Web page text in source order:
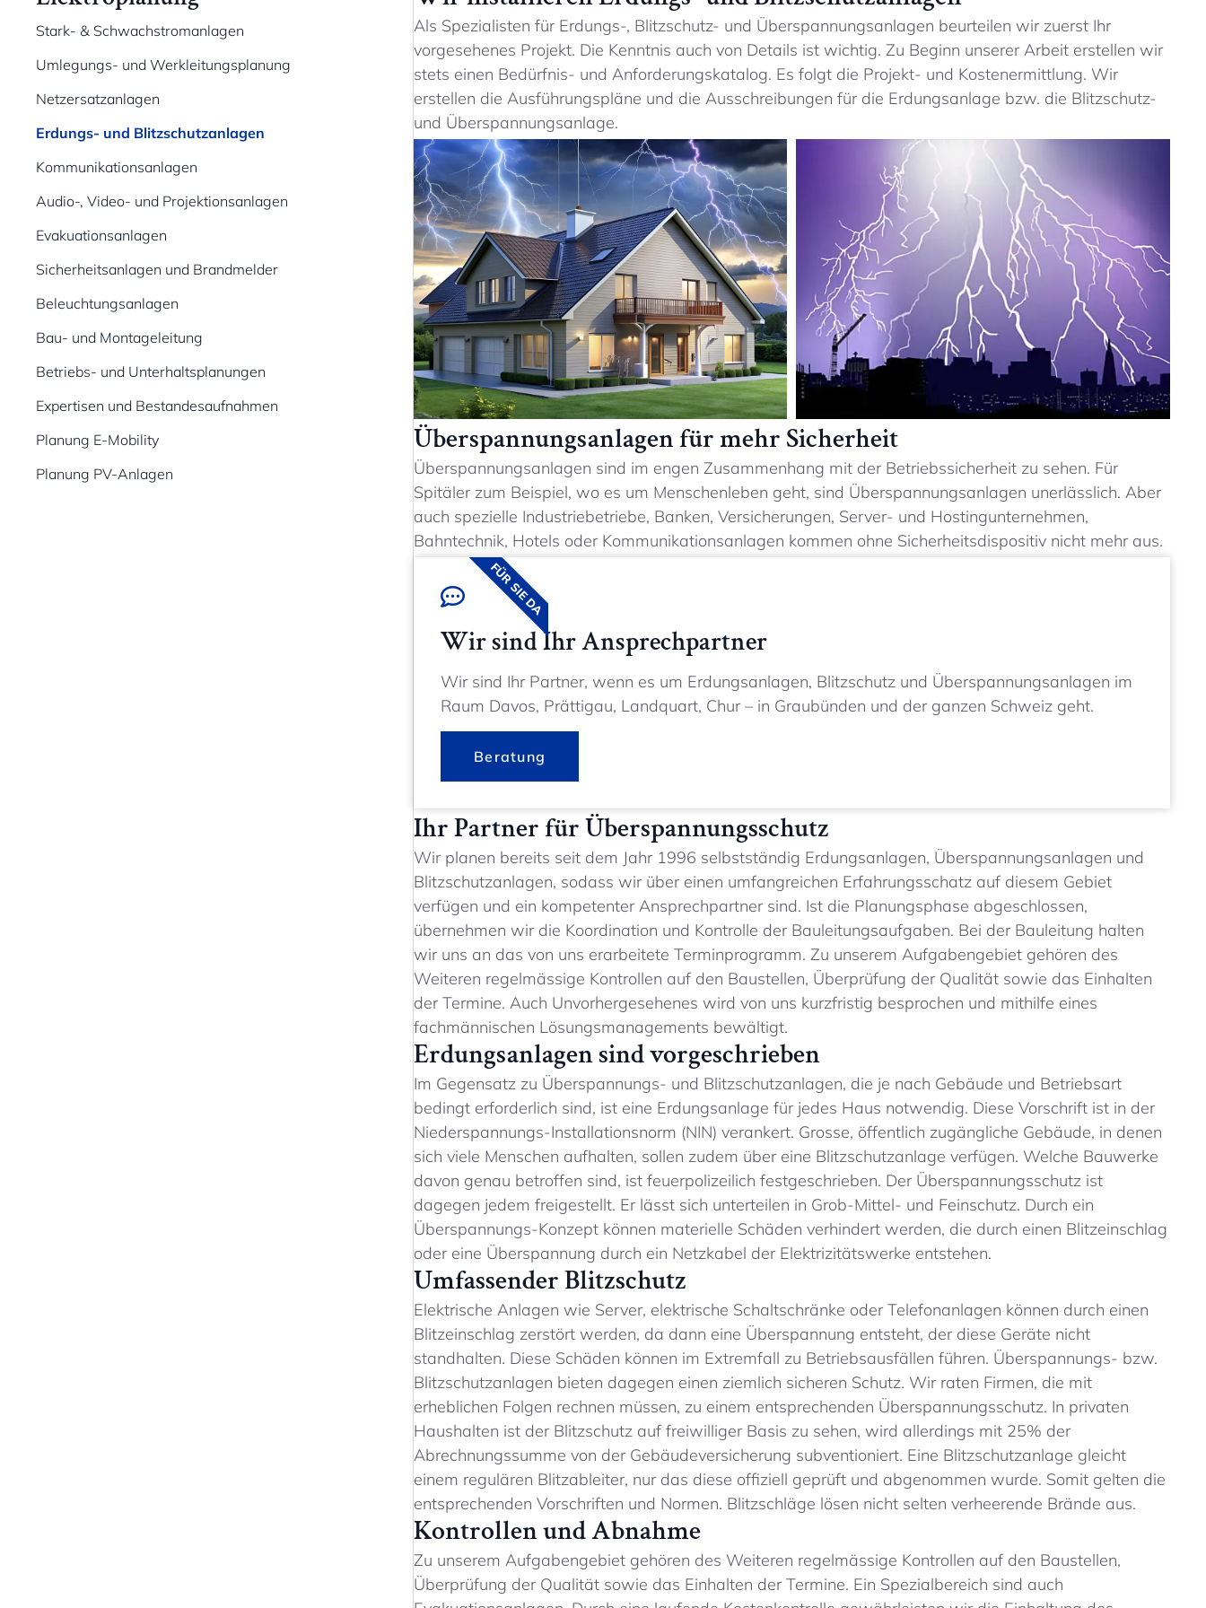
Stark- & Schwachstromanlagen
Umlegungs- und Werkleitungsplanung
Netzersatzanlagen
Erdungs- und Blitzschutzanlagen
Kommunikationsanlagen
Audio-, Video- und Projektionsanlagen
Evakuationsanlagen
Sicherheitsanlagen und Brandmelder
Beleuchtungsanlagen
Bau- und Montageleitung
Betriebs- und Unterhaltsplanungen
Expertisen und Bestandesaufnahmen
Planung E-Mobility
Planung PV-Anlagen
Als Spezialisten für Erdungs-, Blitzschutz- und Überspannungsanlagen beurteilen wir zuerst Ihr
vorgesehenes Projekt. Die Kenntnis auch von Details ist wichtig. Zu Beginn unserer Arbeit erstellen wir
stets einen Bedürfnis- und Anforderungskatalog. Es folgt die Projekt- und Kostenermittlung. Wir
erstellen die Ausführungspläne und die Ausschreibungen für die Erdungsanlage bzw. die Blitzschutz-
und Überspannungsanlage.
Überspannungsanlagen für mehr Sicherheit
Überspannungsanlagen sind im engen Zusammenhang mit der Betriebssicherheit zu sehen. Für
Spitäler zum Beispiel, wo es um Menschenleben geht, sind Überspannungsanlagen unerlässlich. Aber
auch spezielle Industriebetriebe, Banken, Versicherungen, Server- und Hostingunternehmen,
Bahntechnik, Hotels oder Kommunikationsanlagen kommen ohne Sicherheitsdispositiv nicht mehr aus.
Wir sind Ihr Ansprechpartner
Wir sind Ihr Partner, wenn es um Erdungsanlagen, Blitzschutz und Überspannungsanlagen im
Raum Davos, Prättigau, Landquart, Chur – in Graubünden und der ganzen Schweiz geht.
Beratung
FÜR SIE DA
Ihr Partner für Überspannungsschutz
Wir planen bereits seit dem Jahr 1996 selbstständig Erdungsanlagen, Überspannungsanlagen und
Blitzschutzanlagen, sodass wir über einen umfangreichen Erfahrungsschatz auf diesem Gebiet
verfügen und ein kompetenter Ansprechpartner sind. Ist die Planungsphase abgeschlossen,
übernehmen wir die Koordination und Kontrolle der Bauleitungsaufgaben. Bei der Bauleitung halten
wir uns an das von uns erarbeitete Terminprogramm. Zu unserem Aufgabengebiet gehören des
Weiteren regelmässige Kontrollen auf den Baustellen, Überprüfung der Qualität sowie das Einhalten
der Termine. Auch Unvorhergesehenes wird von uns kurzfristig besprochen und mithilfe eines
fachmännischen Lösungsmanagements bewältigt.
Erdungsanlagen sind vorgeschrieben
Im Gegensatz zu Überspannungs- und Blitzschutzanlagen, die je nach Gebäude und Betriebsart
bedingt erforderlich sind, ist eine Erdungsanlage für jedes Haus notwendig. Diese Vorschrift ist in der
Niederspannungs-Installationsnorm (NIN) verankert. Grosse, öffentlich zugängliche Gebäude, in denen
sich viele Menschen aufhalten, sollen zudem über eine Blitzschutzanlage verfügen. Welche Bauwerke
davon genau betroffen sind, ist feuerpolizeilich festgeschrieben. Der Überspannungsschutz ist
dagegen jedem freigestellt. Er lässt sich unterteilen in Grob-Mittel- und Feinschutz. Durch ein
Überspannungs-Konzept können materielle Schäden verhindert werden, die durch einen Blitzeinschlag
oder eine Überspannung durch ein Netzkabel der Elektrizitätswerke entstehen.
Umfassender Blitzschutz
Elektrische Anlagen wie Server, elektrische Schaltschränke oder Telefonanlagen können durch einen
Blitzeinschlag zerstört werden, da dann eine Überspannung entsteht, der diese Geräte nicht
standhalten. Diese Schäden können im Extremfall zu Betriebsausfällen führen. Überspannungs- bzw.
Blitzschutzanlagen bieten dagegen einen ziemlich sicheren Schutz. Wir raten Firmen, die mit
erheblichen Folgen rechnen müssen, zu einem entsprechenden Überspannungsschutz. In privaten
Haushalten ist der Blitzschutz auf freiwilliger Basis zu sehen, wird allerdings mit 25% der
Abrechnungssumme von der Gebäudeversicherung subventioniert. Eine Blitzschutzanlage gleicht
einem regulären Blitzableiter, nur das diese offiziell geprüft und abgenommen wurde. Somit gelten die
entsprechenden Vorschriften und Normen. Blitzschläge lösen nicht selten verheerende Brände aus.
Kontrollen und Abnahme
Zu unserem Aufgabengebiet gehören des Weiteren regelmässige Kontrollen auf den Baustellen,
Überprüfung der Qualität sowie das Einhalten der Termine. Ein Spezialbereich sind auch